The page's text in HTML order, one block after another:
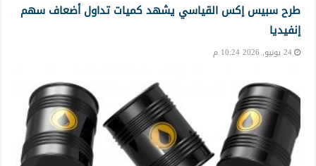
طرح سبيس إكس القياسي يشهد كميات تداول أضعاف سهم
إنفيديا
24 يونيو, 2026 10:24 م